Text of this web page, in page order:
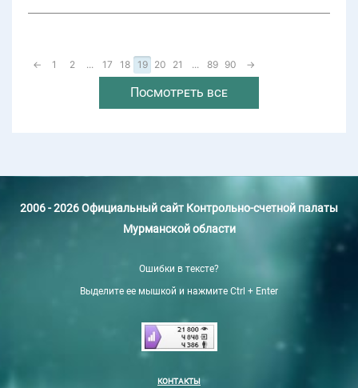
← 1 2 ... 17 18 19 20 21 ... 89 90 →
Посмотреть все
2006 - 2026 Официальный сайт Контрольно-счетной палаты
Мурманской области
Ошибки в тексте?
Выделите ее мышкой и нажмите Ctrl + Enter
КОНТАКТЫ